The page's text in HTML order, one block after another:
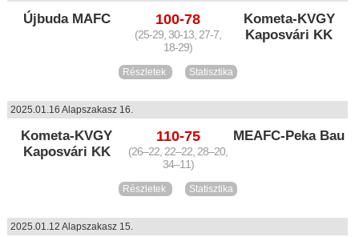
Újbuda MAFC 100-78
(25-29, 30-13, 27-7,
18-29)
Kometa-KVGY
Kaposvári KK
Részletek Statisztika
2025.01.16 Alapszakasz 16.
Kometa-KVGY
Kaposvári KK
110-75
(26–22, 22–22, 28–20,
34–11)
MEAFC-Peka Bau
Részletek Statisztika
2025.01.12 Alapszakasz 15.